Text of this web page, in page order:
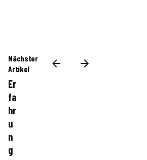
Nächster
Artikel
Er
fa
hr
u
n
g